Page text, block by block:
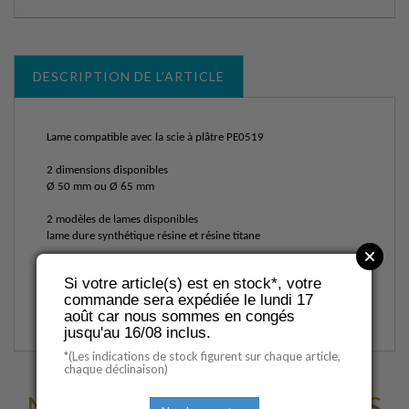
DESCRIPTION DE L’ARTICLE
Lame compatible avec la scie à plâtre PE0519
2 dimensions disponibles
Ø 50 mm ou Ø 65 mm
2 modèles de lames disponibles
lame dure synthétique résine et résine titane
CE classe I
Si votre article(s) est en stock*, votre
commande sera expédiée le lundi 17
août car nous sommes en congés
jusqu'au 16/08 inclus.
*(Les indications de stock figurent sur chaque article,
chaque déclinaison)